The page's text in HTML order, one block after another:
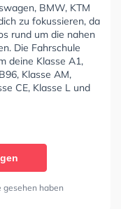
BMW, KTM
zu fokussieren, da
rund um die nahen
Die Fahrschule
deine Klasse A1,
Klasse AM,
CE, Klasse L und
gesehen haben